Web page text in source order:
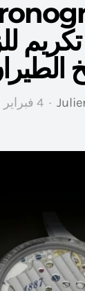
:
4 فبراير 2026